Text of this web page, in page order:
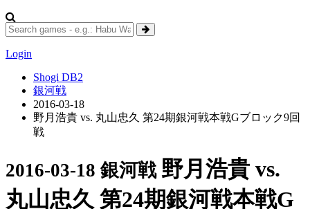
Login
Shogi DB2
銀河戦
2016-03-18
野月浩貴 vs. 丸山忠久 第24期銀河戦本戦Gブロック9回
戦
2016-03-18 銀河戦 野月浩貴 vs.
丸山忠久 第24期銀河戦本戦G